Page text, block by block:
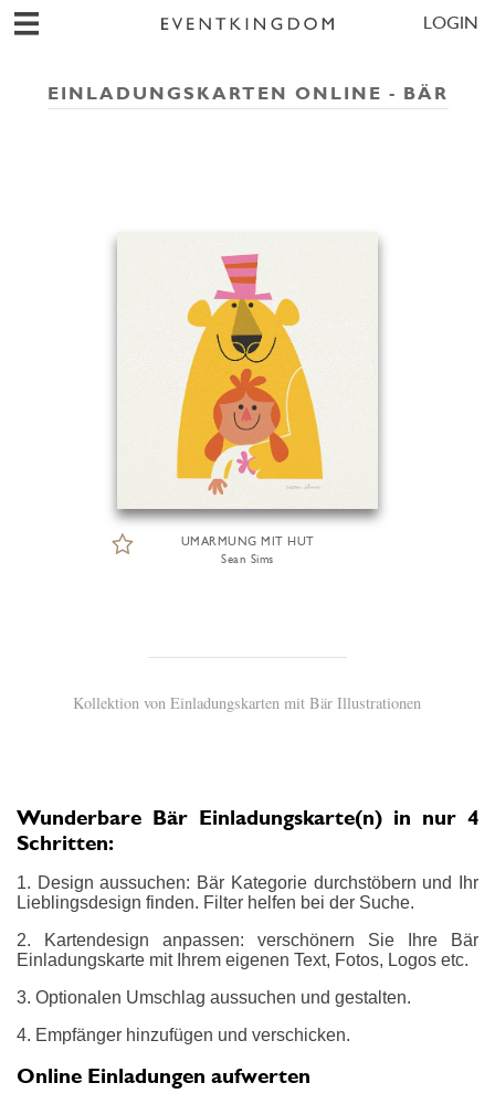
LOGIN
EINLADUNGSKARTEN ONLINE - BÄR
UMARMUNG MIT HUT
Sean Sims
Kollektion von Einladungskarten mit Bär Illustrationen
Wunderbare Bär Einladungskarte(n) in nur 4
Schritten:
1. Design aussuchen: Bär Kategorie durchstöbern und Ihr
Lieblingsdesign finden. Filter helfen bei der Suche.
2. Kartendesign anpassen: verschönern Sie Ihre Bär
Einladungskarte mit Ihrem eigenen Text, Fotos, Logos etc.
3. Optionalen Umschlag aussuchen und gestalten.
4. Empfänger hinzufügen und verschicken.
Online Einladungen aufwerten